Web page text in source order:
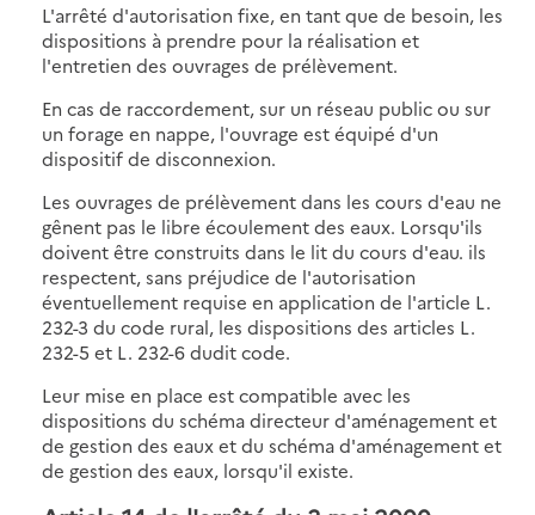
L'arrêté d'autorisation fixe, en tant que de besoin, les
dispositions à prendre pour la réalisation et
l'entretien des ouvrages de prélèvement.
En cas de raccordement, sur un réseau public ou sur
un forage en nappe, l'ouvrage est équipé d'un
dispositif de disconnexion.
Les ouvrages de prélèvement dans les cours d'eau ne
gênent pas le libre écoulement des eaux. Lorsqu'ils
doivent être construits dans le lit du cours d'eau. ils
respectent, sans préjudice de l'autorisation
éventuellement requise en application de l'article L.
232-3 du code rural, les dispositions des articles L.
232-5 et L. 232-6 dudit code.
Leur mise en place est compatible avec les
dispositions du schéma directeur d'aménagement et
de gestion des eaux et du schéma d'aménagement et
de gestion des eaux, lorsqu'il existe.